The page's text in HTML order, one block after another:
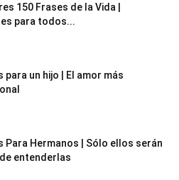
150 Frases de la Vida |
para todos...
para un hijo | El amor más
Para Hermanos | Sólo ellos serán
entenderlas